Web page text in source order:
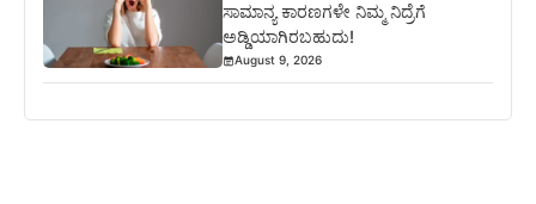
ಸಾಮಾನ್ಯ ಕಾರಣಗಳೇ ನಿಮ್ಮ ನಿದ್ರೆಗೆ
ಅಡ್ಡಿಯಾಗಿರಬಹುದು!
August 9, 2026